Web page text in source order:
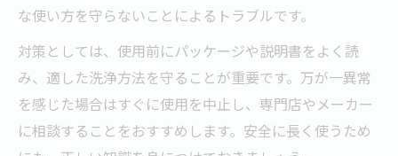
な使い方を守らないことによるトラブルです。
対策としては、使用前にパッケージや説明書をよく読
み、適した洗浄方法を守ることが重要です。万が一異常
を感じた場合はすぐに使用を中止し、専門店やメーカー
に相談することをおすすめします。安全に長く使うため